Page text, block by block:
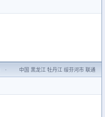
· 中国 黑龙江 牡丹江 绥芬河市 联通